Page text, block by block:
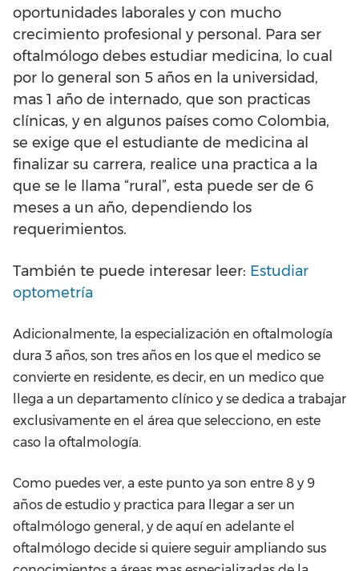
oportunidades laborales y con mucho
crecimiento profesional y personal. Para ser
oftalmólogo debes estudiar medicina, lo cual
por lo general son 5 años en la universidad,
mas 1 año de internado, que son practicas
clínicas, y en algunos países como Colombia,
se exige que el estudiante de medicina al
finalizar su carrera, realice una practica a la
que se le llama “rural”, esta puede ser de 6
meses a un año, dependiendo los
requerimientos.
También te puede interesar leer: Estudiar
optometría
Adicionalmente, la especialización en oftalmología
dura 3 años, son tres años en los que el medico se
convierte en residente, es decir, en un medico que
llega a un departamento clínico y se dedica a trabajar
exclusivamente en el área que selecciono, en este
caso la oftalmología.
Como puedes ver, a este punto ya son entre 8 y 9
años de estudio y practica para llegar a ser un
oftalmólogo general, y de aquí en adelante el
oftalmólogo decide si quiere seguir ampliando sus